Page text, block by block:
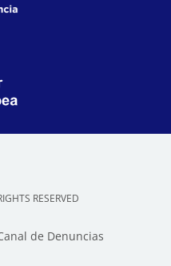
RESERVED
de Denuncias